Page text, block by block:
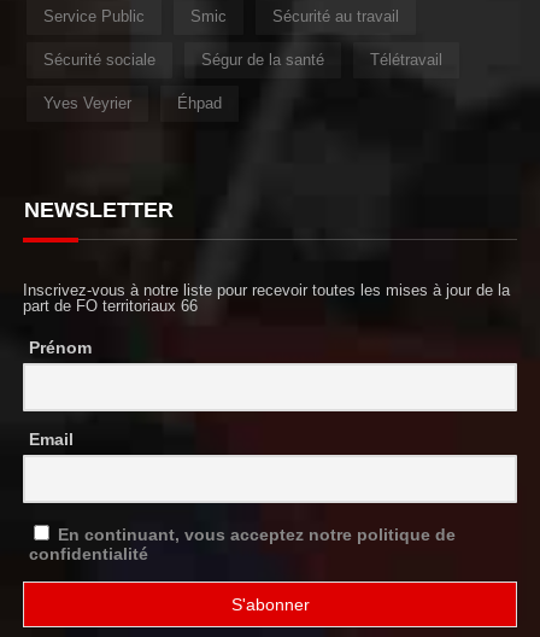
Service Public Smic Sécurité au travail
Sécurité sociale Ségur de la santé Télétravail
Yves Veyrier Éhpad
NEWSLETTER
Inscrivez-vous à notre liste pour recevoir toutes les mises à jour de la
part de FO territoriaux 66
Prénom
Email
En continuant, vous acceptez notre politique de
confidentialité